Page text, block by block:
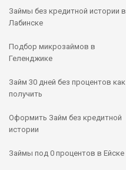
Займы без кредитной истории в
Лабинске
Подбор микрозаймов в
Геленджике
Займ 30 дней без процентов как
получить
Оформить Займ без кредитной
истории
Займы под 0 процентов в Ейске